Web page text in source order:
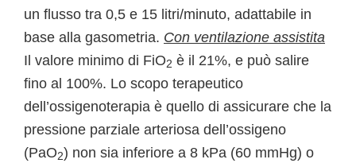
un flusso tra 0,5 e 15 litri/minuto, adattabile in
base alla gasometria. Con ventilazione assistita
Il valore minimo di FiO2 è il 21%, e può salire
fino al 100%. Lo scopo terapeutico
dell’ossigenoterapia è quello di assicurare che la
pressione parziale arteriosa dell’ossigeno
(PaO2) non sia inferiore a 8 kPa (60 mmHg) o